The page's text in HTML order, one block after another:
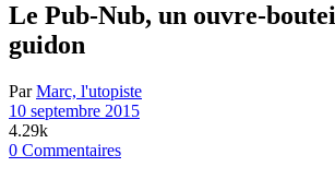
Le Pub-Nub, un ouvre-
guidon
ParMarc, l'utopiste
10 septembre 2015
4.29k
0 Commentaires